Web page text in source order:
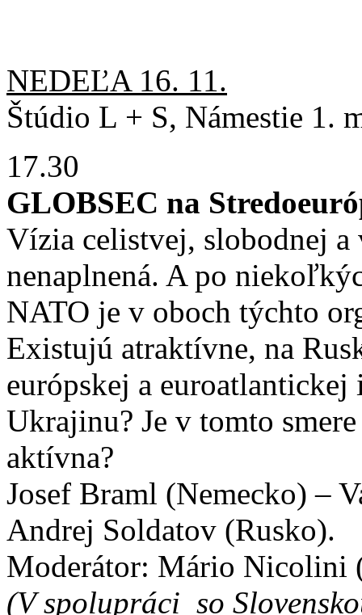
NEDEĽA 16. 11.
Štúdio L + S, Námestie 1.
17.30
GLOBSEC na
Vízia celistvej, slobodnej
nenaplnená. A po
NATO je v oboch týchto
Existujú atraktívne, na
európskej a
Ukrajinu? Je v tomto
aktívna?
Josef Braml (Nemecko) –
Andrej Soldatov (Rusko).
Moderátor: Mário Nicolini
(V spolupráci so